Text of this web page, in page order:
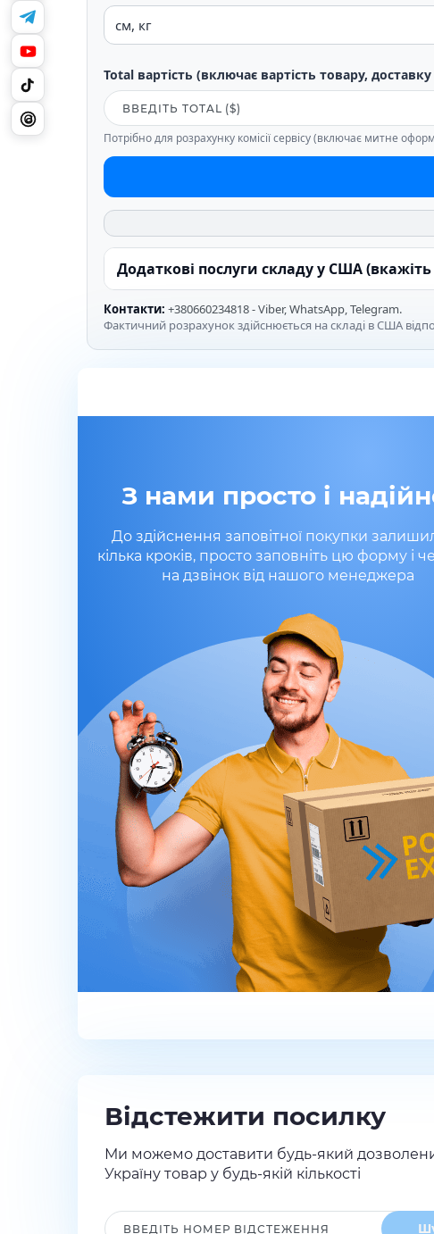
Total вартість (включає вартість товару,
Потрібно для розрахунку комісії сервісу (включає митне
Додаткові послуги складу у США
Контакти: +380660234818 - Viber, WhatsApp, Telegram.
Фактичний розрахунок здійснюється на складі в США
З нами просто і
До здійснення заповітної покупки
кілька кроків, просто заповніть цю форму і
на дзвінок від нашого менеджера
Відстежити посилку
Ми можемо доставити будь-який
Україну товар у будь-якій кількості